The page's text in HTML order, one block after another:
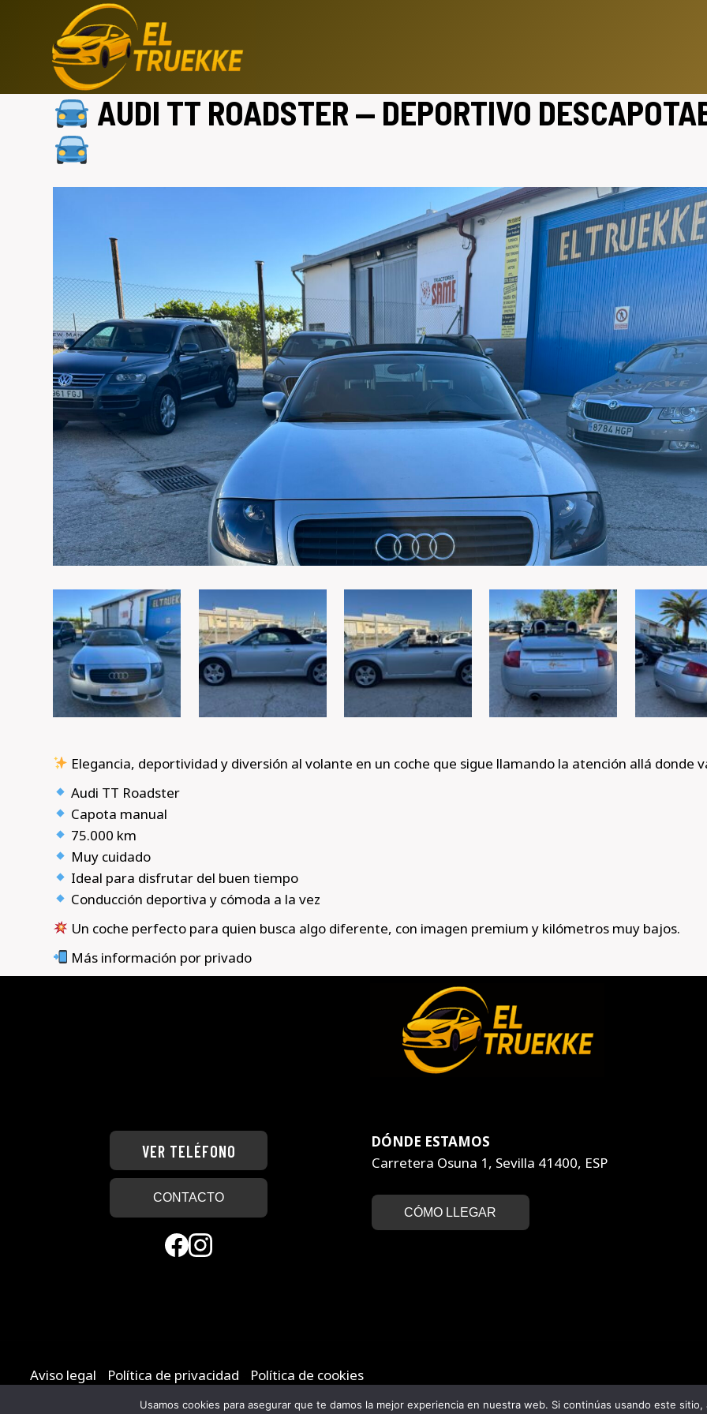
contenido
AUDI TT ROADSTER — DEPORTIVO
Elegancia, deportividad y diversión al volante en un coche que sigue llamando la atención allá donde
Audi TT Roadster
Capota manual
75.000 km
Muy cuidado
Ideal para disfrutar del buen tiempo
Conducción deportiva y cómoda a la vez
Un coche perfecto para quien busca algo diferente, con imagen premium y kilómetros muy bajos.
Más información por privado
VER TELÉFONO
CONTACTO
DÓNDE ESTAMOS
Carretera Osuna 1, Sevilla 41400, ESP
CÓMO LLEGAR
Aviso legal Política de privacidad Política de cookies
Usamos cookies para asegurar que te damos la mejor experiencia en nuestra web. Si continúas usando este